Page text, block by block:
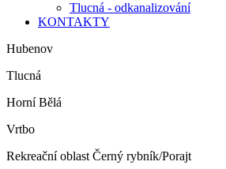
Tlucná - odkanalizování
KONTAKTY
Hubenov
Tlucná
Horní Bělá
Vrtbo
Rekreační oblast Černý rybník/Porajt